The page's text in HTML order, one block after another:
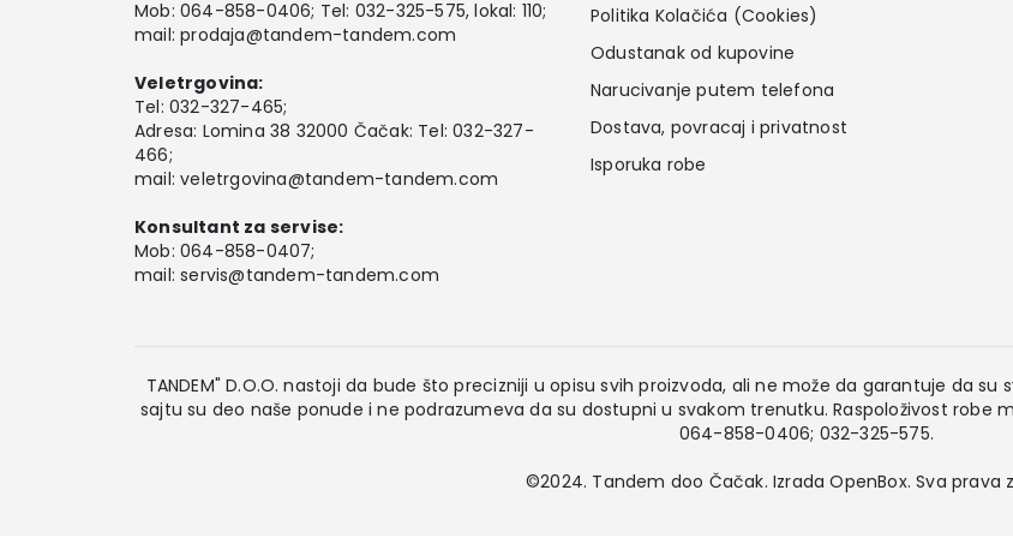
Mob: 064-858-0406; Tel: 032-325-575, lokal: 110;
mail:prodaja@tandem-tandem.com
Veletrgovina:
Tel: 032-327-465;
Adresa: Lomina 38 32000 Čačak: Tel: 032-327-
466;
mail:veletrgovina@tandem-tandem.com
Konsultant za servise:
Mob: 064-858-0407;
mail:servis@tandem-tandem.com
Politika Kolačića (Cookies)
Odustanak od kupovine
Narucivanje putem telefona
Dostava, povracaj i privatnost
Isporuka robe
TANDEM" D.O.O. nastoji da bude što precizniji u opisu svih proizvoda, ali ne može da garantuje da
sajtu su deo naše ponude i ne podrazumeva da su dostupni u svakom trenutku. Raspoloživost robe
064-858-0406; 032-325-575.
©2024. Tandem doo Čačak. IzradaOpenBox. Sva prava